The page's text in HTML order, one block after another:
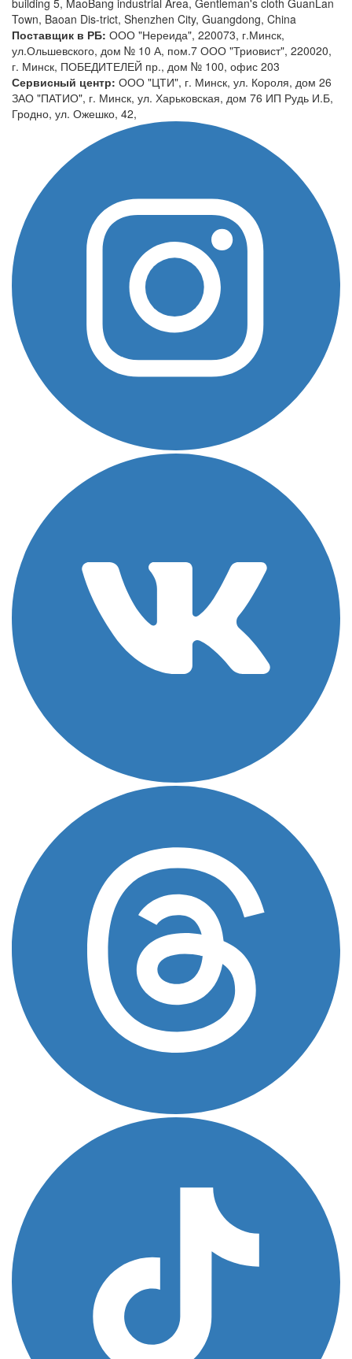
Town, Baoan Dis-trict, Shenzhen City, Guangdong, China
Поставщик в РБ: ООО "Нереида", 220073, г.Минск,
ул.Ольшевского, дом № 10 А, пом.7 ООО "Триовист", 220020,
г. Минск, ПОБЕДИТЕЛЕЙ пр., дом № 100, офис 203
Сервисный центр: ООО "ЦТИ", г. Минск, ул. Короля, дом 26
ЗАО "ПАТИО", г. Минск, ул. Харьковская, дом 76 ИП Рудь И.Б,
Гродно, ул. Ожешко, 42,